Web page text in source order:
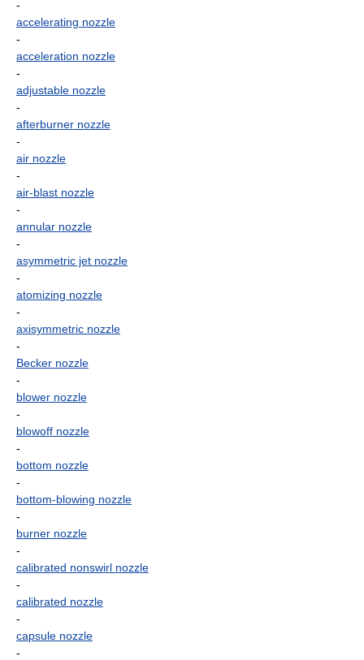
-
accelerating nozzle
-
acceleration nozzle
-
adjustable nozzle
-
afterburner nozzle
-
air nozzle
-
air-blast nozzle
-
annular nozzle
-
asymmetric jet nozzle
-
atomizing nozzle
-
axisymmetric nozzle
-
Becker nozzle
-
blower nozzle
-
blowoff nozzle
-
bottom nozzle
-
bottom-blowing nozzle
-
burner nozzle
-
calibrated nonswirl nozzle
-
calibrated nozzle
-
capsule nozzle
-